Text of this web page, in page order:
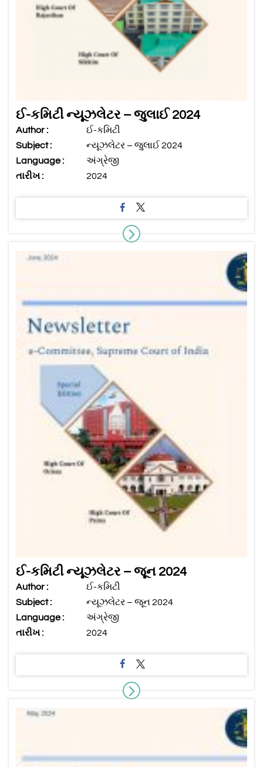
ઈ-કમિટી ન્યૂઝલેટર – જુલાઈ 2024
Author :
ઈ-કમિટી
Subject :
ન્યૂઝલેટર – જુલાઈ 2024
Language :
અંગ્રેજી
તારીખ :
2024
ઈ-કમિટી ન્યૂઝલેટર – જૂન 2024
Author :
ઈ-કમિટી
Subject :
ન્યૂઝલેટર – જૂન 2024
Language :
અંગ્રેજી
તારીખ :
2024